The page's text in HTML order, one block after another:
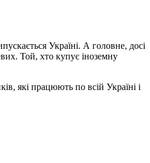
Україні. А головне, досі
Той, хто купує іноземну
які працюють по всій Україні і